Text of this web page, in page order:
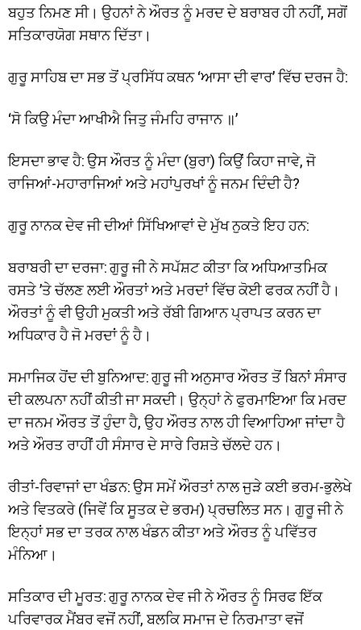
ਬਹੁਤ ਨਿਮਣ ਸੀ। ਉਹਨਾਂ ਨੇ ਔਰਤ ਨੂੰ ਮਰਦ ਦੇ ਬਰਾਬਰ ਹੀ ਨਹੀਂ, ਸਗੋਂ
ਸਤਿਕਾਰਯੋਗ ਸਥਾਨ ਦਿੱਤਾ।
ਗੁਰੂ ਸਾਹਿਬ ਦਾ ਸਭ ਤੋਂ ਪ੍ਰਸਿੱਧ ਕਥਨ ‘ਆਸਾ ਦੀ ਵਾਰ’ ਵਿੱਚ ਦਰਜ ਹੈ:
‘ਸੋ ਕਿਉ ਮੰਦਾ ਆਖੀਐ ਜਿਤੁ ਜੰਮਹਿ ਰਾਜਾਨ ॥’
ਇਸਦਾ ਭਾਵ ਹੈ: ਉਸ ਔਰਤ ਨੂੰ ਮੰਦਾ (ਬੁਰਾ) ਕਿਉਂ ਕਿਹਾ ਜਾਵੇ, ਜੋ
ਰਾਜਿਆਂ-ਮਹਾਰਾਜਿਆਂ ਅਤੇ ਮਹਾਂਪੁਰਖਾਂ ਨੂੰ ਜਨਮ ਦਿੰਦੀ ਹੈ?
ਗੁਰੂ ਨਾਨਕ ਦੇਵ ਜੀ ਦੀਆਂ ਸਿੱਖਿਆਵਾਂ ਦੇ ਮੁੱਖ ਨੁਕਤੇ ਇਹ ਹਨ:
ਬਰਾਬਰੀ ਦਾ ਦਰਜਾ: ਗੁਰੂ ਜੀ ਨੇ ਸਪੱਸ਼ਟ ਕੀਤਾ ਕਿ ਅਧਿਆਤਮਿਕ
ਰਸਤੇ ’ਤੇ ਚੱਲਣ ਲਈ ਔਰਤਾਂ ਅਤੇ ਮਰਦਾਂ ਵਿੱਚ ਕੋਈ ਫਰਕ ਨਹੀਂ ਹੈ।
ਔਰਤਾਂ ਨੂੰ ਵੀ ਉਹੀ ਮੁਕਤੀ ਅਤੇ ਰੱਬੀ ਗਿਆਨ ਪ੍ਰਾਪਤ ਕਰਨ ਦਾ
ਅਧਿਕਾਰ ਹੈ ਜੋ ਮਰਦਾਂ ਨੂੰ ਹੈ।
ਸਮਾਜਿਕ ਹੋਂਦ ਦੀ ਬੁਨਿਆਦ: ਗੁਰੂ ਜੀ ਅਨੁਸਾਰ ਔਰਤ ਤੋਂ ਬਿਨਾਂ ਸੰਸਾਰ
ਦੀ ਕਲਪਨਾ ਨਹੀਂ ਕੀਤੀ ਜਾ ਸਕਦੀ। ਉਨ੍ਹਾਂ ਨੇ ਫੁਰਮਾਇਆ ਕਿ ਮਰਦ
ਦਾ ਜਨਮ ਔਰਤ ਤੋਂ ਹੁੰਦਾ ਹੈ, ਉਹ ਔਰਤ ਨਾਲ ਹੀ ਵਿਆਹਿਆ ਜਾਂਦਾ ਹੈ
ਅਤੇ ਔਰਤ ਰਾਹੀਂ ਹੀ ਸੰਸਾਰ ਦੇ ਸਾਰੇ ਰਿਸ਼ਤੇ ਚੱਲਦੇ ਹਨ।
ਰੀਤਾਂ-ਰਿਵਾਜਾਂ ਦਾ ਖੰਡਨ: ਉਸ ਸਮੇਂ ਔਰਤਾਂ ਨਾਲ ਜੁੜੇ ਕਈ ਭਰਮ-ਭੁਲੇਖੇ
ਅਤੇ ਵਿਤਕਰੇ (ਜਿਵੇਂ ਕਿ ਸੂਤਕ ਦੇ ਭਰਮ) ਪ੍ਰਚਲਿਤ ਸਨ। ਗੁਰੂ ਜੀ ਨੇ
ਇਨ੍ਹਾਂ ਸਭ ਦਾ ਤਰਕ ਨਾਲ ਖੰਡਨ ਕੀਤਾ ਅਤੇ ਔਰਤ ਨੂੰ ਪਵਿੱਤਰ
ਮੰਨਿਆ।
ਸਤਿਕਾਰ ਦੀ ਮੂਰਤ: ਗੁਰੂ ਨਾਨਕ ਦੇਵ ਜੀ ਨੇ ਔਰਤ ਨੂੰ ਸਿਰਫ ਇੱਕ
ਪਰਿਵਾਰਕ ਮੈਂਬਰ ਵਜੋਂ ਨਹੀਂ, ਬਲਕਿ ਸਮਾਜ ਦੇ ਨਿਰਮਾਤਾ ਵਜੋਂ